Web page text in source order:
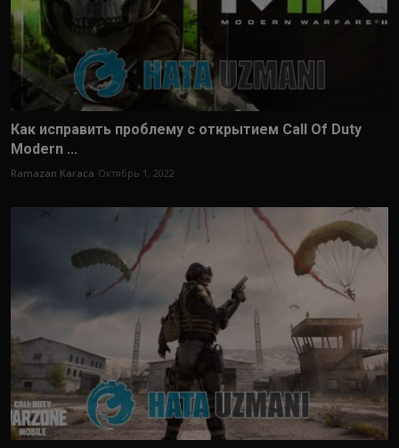
Как исправить проблему с открытием Call Of Duty
Modern ...
Ramazan Karaca Октябрь 1, 2022